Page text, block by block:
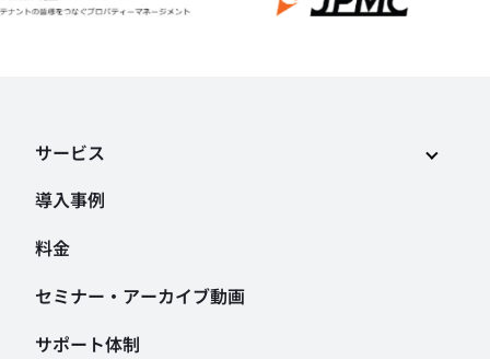
導入事例
料金
セミナー・アーカイブ動画
サポート体制
サービス